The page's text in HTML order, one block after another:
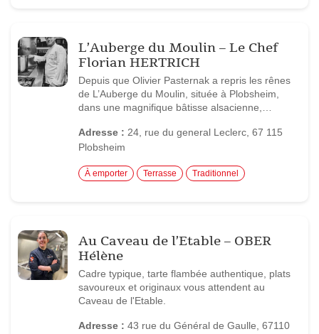
L’Auberge du Moulin – Le Chef
Florian HERTRICH
Depuis que Olivier Pasternak a repris les rênes
de L’Auberge du Moulin, située à Plobsheim,
dans une magnifique bâtisse alsacienne,…
Adresse : 24, rue du general Leclerc, 67 115
Plobsheim
À emporter Terrasse Traditionnel
Au Caveau de l’Etable – OBER
Hélène
Cadre typique, tarte flambée authentique, plats
savoureux et originaux vous attendent au
Caveau de l'Etable.
Adresse : 43 rue du Général de Gaulle, 67110